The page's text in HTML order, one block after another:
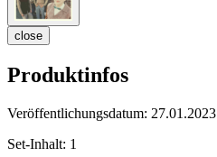
close
Produktinfos
Veröffentlichungsdatum: 27.01.2023
Set-Inhalt: 1